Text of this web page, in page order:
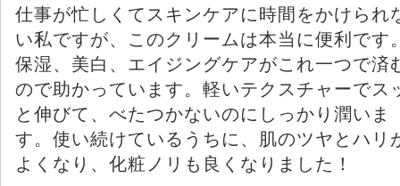
仕事が忙しくてスキンケアに時間をかけられ
い私ですが、このクリームは本当に便利です
保湿、美白、エイジングケアがこれ一つで済
ので助かっています。軽いテクスチャーでス
と伸びて、べたつかないのにしっかり潤いま
す。使い続けているうちに、肌のツヤとハリ
よくなり、化粧ノリも良くなりました！